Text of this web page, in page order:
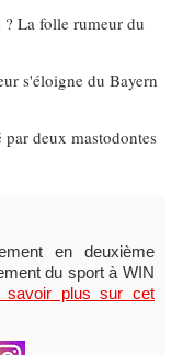
La folle rumeur du
s'éloigne du Bayern
deux mastodontes
en deuxième
du sport à WIN
savoir plus sur cet